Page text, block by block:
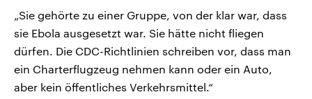
„Sie gehörte zu einer Gruppe, von der klar war, dass
sie Ebola ausgesetzt war. Sie hätte nicht fliegen
dürfen. Die CDC-Richtlinien schreiben vor, dass man
ein Charterflugzeug nehmen kann oder ein Auto,
aber kein öffentliches Verkehrsmittel.“